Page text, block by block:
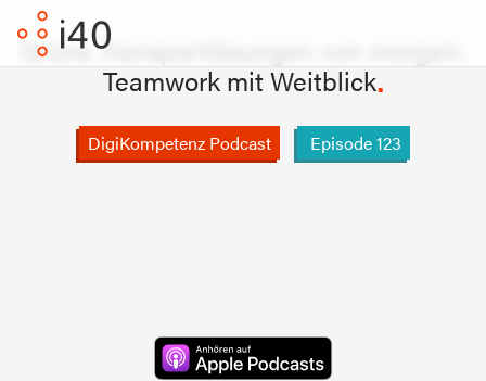
Grüne Transportlösungen von morgen:
Teamwork mit Weitblick
DigiKompetenz Podcast Episode123